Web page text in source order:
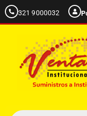
321 9000032